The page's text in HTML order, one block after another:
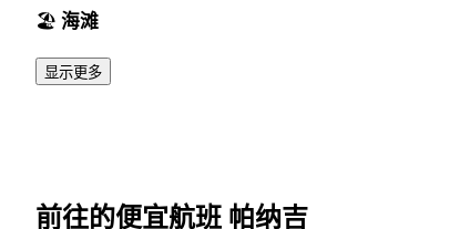
海滩
显示更多
前往的便宜航班 帕纳吉